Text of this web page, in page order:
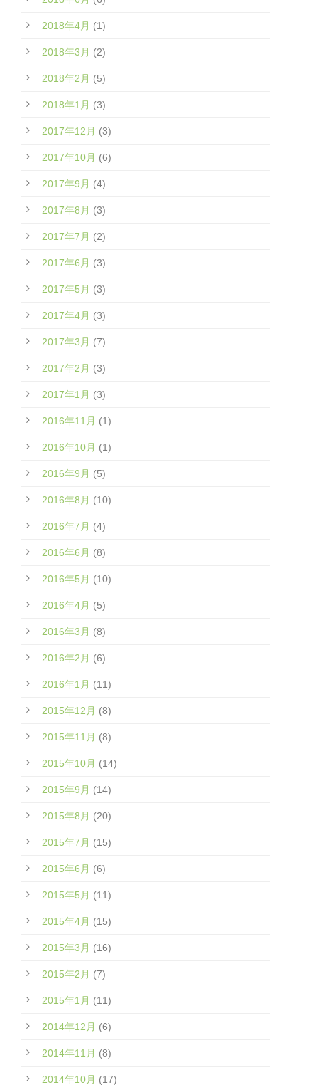
2018年4月 (1)
2018年3月 (2)
2018年2月 (5)
2018年1月 (3)
2017年12月 (3)
2017年10月 (6)
2017年9月 (4)
2017年8月 (3)
2017年7月 (2)
2017年6月 (3)
2017年5月 (3)
2017年4月 (3)
2017年3月 (7)
2017年2月 (3)
2017年1月 (3)
2016年11月 (1)
2016年10月 (1)
2016年9月 (5)
2016年8月 (10)
2016年7月 (4)
2016年6月 (8)
2016年5月 (10)
2016年4月 (5)
2016年3月 (8)
2016年2月 (6)
2016年1月 (11)
2015年12月 (8)
2015年11月 (8)
2015年10月 (14)
2015年9月 (14)
2015年8月 (20)
2015年7月 (15)
2015年6月 (6)
2015年5月 (11)
2015年4月 (15)
2015年3月 (16)
2015年2月 (7)
2015年1月 (11)
2014年12月 (6)
2014年11月 (8)
2014年10月 (17)